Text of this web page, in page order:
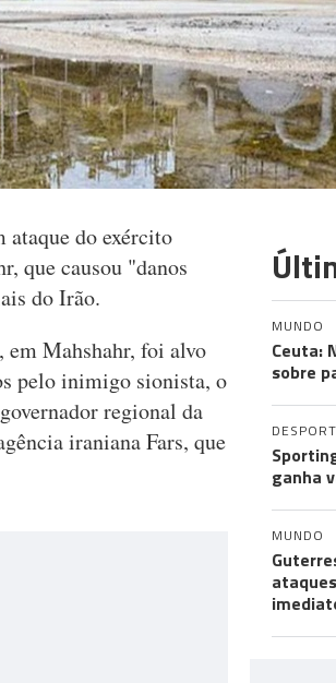
do exército
que causou "danos
do Irão.
em Mahshahr, foi alvo
pelo inimigo sionista, o
regional da
iraniana Fars, que
MUNDO
Ceuta:
sobre
ganha
MUNDO